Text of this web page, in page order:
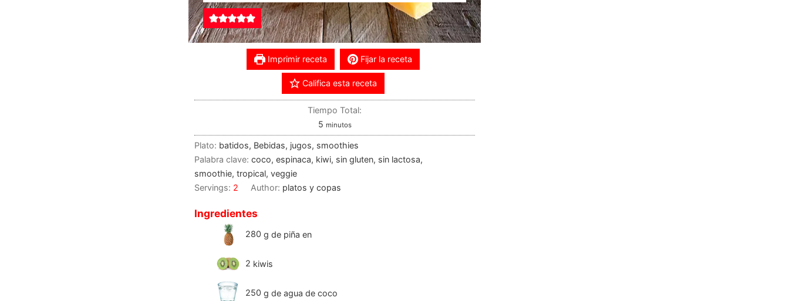
Imprimir receta Fijar la receta
Califica esta receta
Tiempo Total:
5 minutos
Plato: batidos, Bebidas, jugos, smoothies
Palabra clave: coco, espinaca, kiwi, sin gluten, sin lactosa,
smoothie, tropical, veggie
Servings: 2 Author: platos y copas
Ingredientes
280 g de piña en
2 kiwis
250 g de agua de coco